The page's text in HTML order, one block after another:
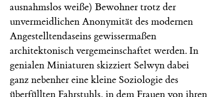
ausnahmslos weiße) Bewohner trotz der
unvermeidlichen Anonymität des modernen
Angestelltendaseins gewissermaßen
architektonisch vergemeinschaftet werden. In
genialen Miniaturen skizziert Selwyn dabei
ganz nebenher eine kleine Soziologie des
überfüllten Fahrstuhls, in dem Frauen von ihren